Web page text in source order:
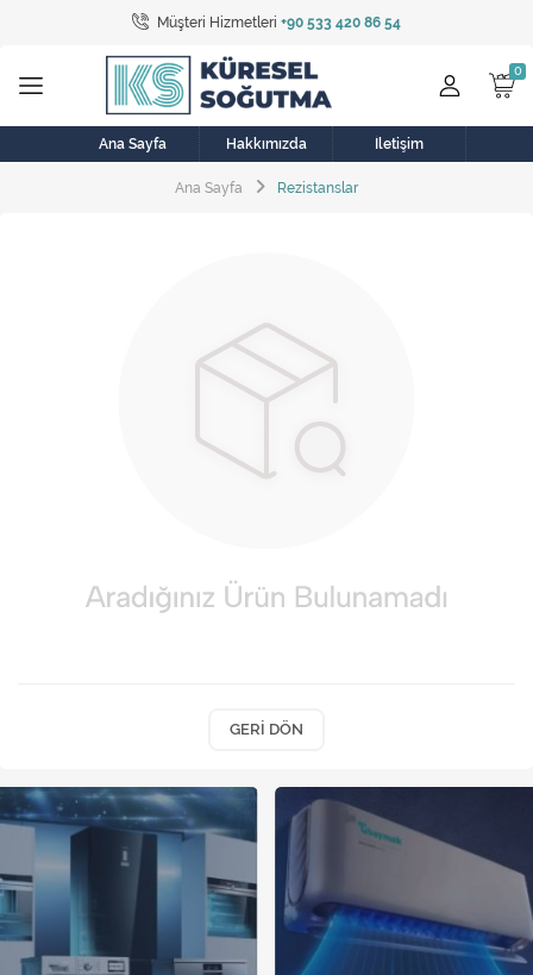
Müşteri Hizmetleri +90 533 420 86 54
Tüm Kategoriler
Bulaşık Makinesi
Buzdolabı
Çamaşır Kurutma Makinesi
Elektrikli Aksamlar
Elektrikli Süpürge
Fan
Klima
Musluk
Soğutma Sistemleri
Şofben ve Termosifon
Ana Sayfa Hakkımızda İletişim
Ana Sayfa Rezistanslar
GERI DÖN